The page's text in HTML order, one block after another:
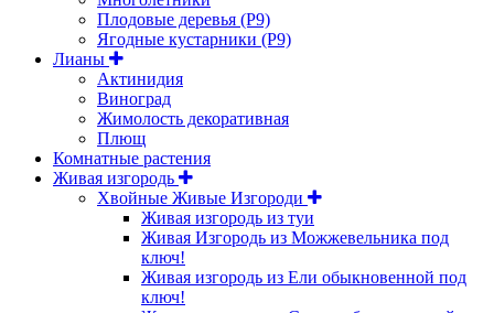
Плодовые деревья (Р9)
Ягодные кустарники (Р9)
Лианы
Актинидия
Виноград
Жимолость декоративная
Плющ
Комнатные растения
Живая изгородь
Хвойные Живые Изгороди
Живая изгородь из туи
Живая Изгородь из Можжевельника под
ключ!
Живая изгородь из Ели обыкновенной под
ключ!